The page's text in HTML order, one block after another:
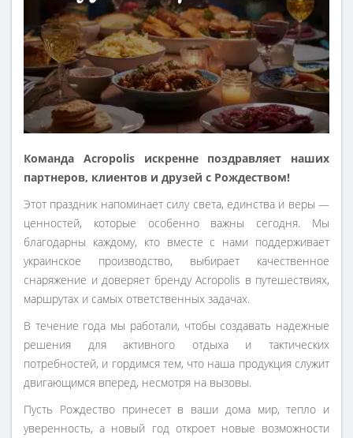
Команда Acropolis искренне поздравляет наших
партнеров, клиентов и друзей с Рождеством!
Этот праздник напоминает силу света, единства и веры —
ценностей, которые особенно важны сегодня. Мы
благодарны каждому, кто вместе с нами поддерживает
украинское производство, выбирает качественное
снаряжение и доверяет бренду Acropolis в путешествиях,
маршрутах и ​​самых ответственных задачах.
В течение года мы работали, чтобы создавать надежные
решения для активного отдыха и тактических
потребностей, и гордимся тем, что наша продукция служит
двигающимся вперед, несмотря на вызовы.
Пусть Рождество принесет в ваши дома мир, тепло и
уверенность, а новый год откроет новые возможности